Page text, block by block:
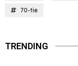
70-tie
TRENDING